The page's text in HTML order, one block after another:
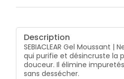
Description
SEBIACLEAR Gel Moussant |
qui purifie et désincruste la
douceur. Il élimine
sans dessécher.